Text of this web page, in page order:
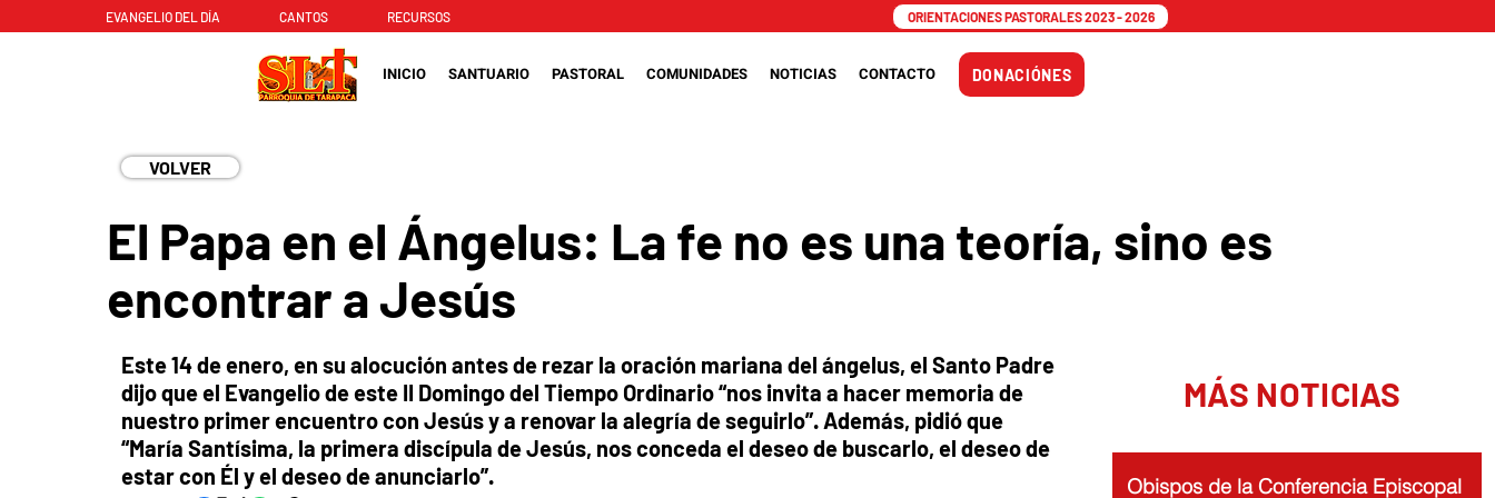
EVANGELIO DEL DÍA CANTOS RECURSOS ORIENTACIONES PASTORALES 2023 - 2026
INICIO SANTUARIO PASTORAL COMUNIDADES NOTICIAS CONTACTO DONACIÓNES
VOLVER
El Papa en el Ángelus: La fe no es una teoría, sino es
encontrar a Jesús
Este 14 de enero, en su alocución antes de rezar la oración mariana del ángelus, el Santo Padre
dijo que el Evangelio de este II Domingo del Tiempo Ordinario “nos invita a hacer memoria de
nuestro primer encuentro con Jesús y a renovar la alegría de seguirlo”. Además, pidió que
“María Santísima, la primera discípula de Jesús, nos conceda el deseo de buscarlo, el deseo de
estar con Él y el deseo de anunciarlo”.
MÁS NOTICIAS
Obispos de la Conferencia Episcopal